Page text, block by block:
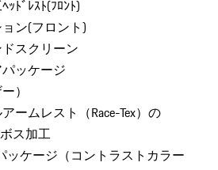
ｯﾄﾞﾚｽﾄ(ﾌﾛﾝﾄ)
ン(フロント)
スクリーン
ッケージ
）
ームレスト（Race-Tex）の
ス加工
ッケージ（コントラストカラー